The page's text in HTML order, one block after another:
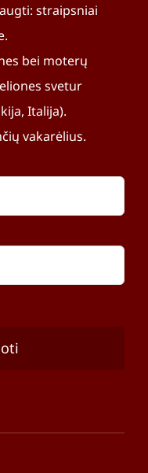
straipsniai
bei moterų
svetur
Italija).
vakarėlius.